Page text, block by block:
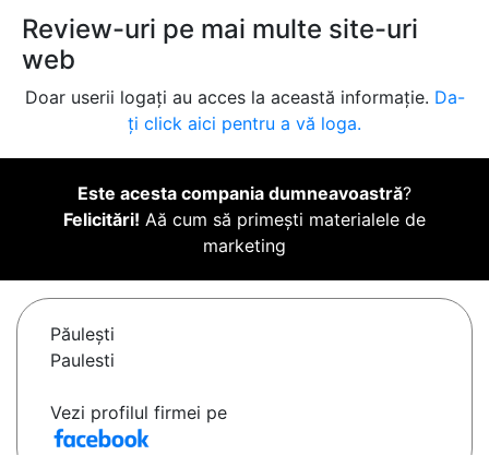
Review-uri pe mai multe site-uri
web
Doar userii logați au acces la această informație. Da-
ți click aici pentru a vă loga.
Este acesta compania dumneavoastră?
Felicitări! Aă cum să primești materialele de
marketing
Păuleşti
Paulesti
Vezi profilul firmei pe